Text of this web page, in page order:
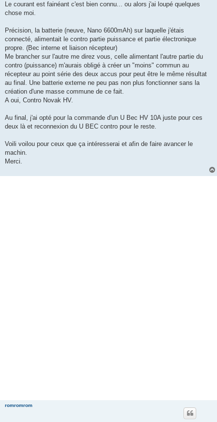
Le courant est fainéant c'est bien connu... ou alors j'ai loupé quelques
chose moi.
Précision, la batterie (neuve, Nano 6600mAh) sur laquelle j'étais
connecté, alimentait le contro partie puissance et partie électronique
propre. (Bec interne et liaison récepteur)
Me brancher sur l'autre me direz vous, celle alimentant l'autre partie du
contro (puissance) m'aurais obligé à créer un "moins" commun au
récepteur au point série des deux accus pour peut être le même résultat
au final. Une batterie externe ne peu pas non plus fonctionner sans la
création d'une masse commune de ce fait.
A oui, Contro Novak HV.
Au final, j'ai opté pour la commande d'un U Bec HV 10A juste pour ces
deux là et reconnexion du U BEC contro pour le reste.
Voili voilou pour ceux que ça intéresserai et afin de faire avancer le
machin.
Merci.
romromrom